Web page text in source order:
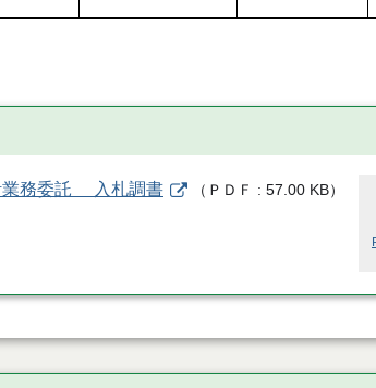
業務委託 入札調書 （ ＰＤＦ 57.00 KB）